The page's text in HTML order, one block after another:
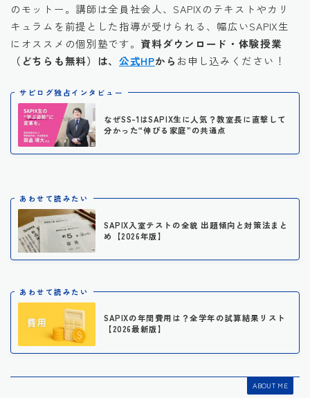
のモットー。講師は全員社会人、SAPIXのテキストやカリ
キュラムを前提とした指導が受けられる、幅広いSAPIX生
にオススメの個別塾です。 資料ダウンロード・体験授業
（どちらも無料）は、 公式HPから お申し込みください！
サピログ独占インタビュー
なぜSS-1はSAPIX生に人気？教室長に直撃して
分かった“伸びる家庭”の共通点
あわせて読みたい
SAPIX入室テストの全貌 出題傾向と対策法まと
め【2026年版】
あわせて読みたい
SAPIXの年間費用は？全学年の試算結果リスト
【2026最新版】
ABOUT ME